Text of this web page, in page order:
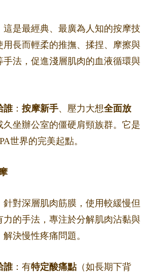
這是最經典、最廣為人知的按摩技
用長而輕柔的推撫、揉捏、摩擦與
手法，促進淺層肌肉的血液循環與
誰： 按摩新手、壓力大想全面放
久坐辦公室的僵硬肩頸族群。它是
世界的完美起點。
針對深層肌肉筋膜，使用較緩慢但
力的手法，專注於分解肌肉沾黏與
解決慢性疼痛問題。
誰：有特定酸痛點（如長期下背